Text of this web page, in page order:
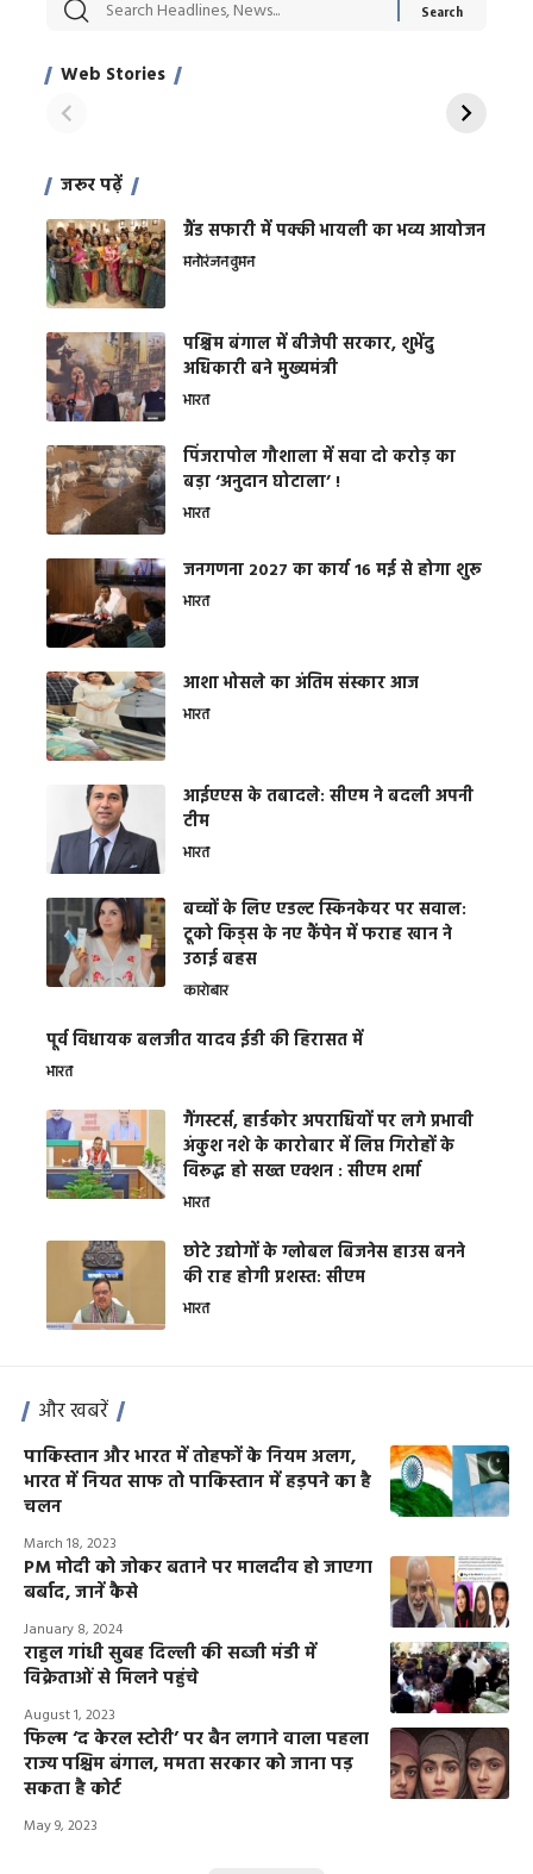
Web Stories
सट्टेबाजी में अरेस्ट हुए
साहिल खान
रोज एक कच्चे लहसुन
जरूर पढ़ें
ग्रैंड सफारी में पक्की भायली का भव्य आयोजन
मनोरंजनवुमन
पश्चिम बंगाल में बीजेपी सरकार, शुभेंदु
अधिकारी बने मुख्यमंत्री
भारत
​पिंजरापोल गौशाला में सवा दो करोड़ का
बड़ा ‘अनुदान घोटाला’ !
भारत
जनगणना 2027 का कार्य 16 मई से होगा शुरू
भारत
आशा भोसले का अंतिम संस्कार आज
भारत
आईएएस के तबादले: सीएम ने बदली अपनी
टीम
भारत
बच्चों के लिए एडल्ट स्किनकेयर पर सवाल:
टूको किड्स के नए कैंपेन में फराह खान ने
उठाई बहस
कारोबार
पूर्व विधायक बलजीत यादव ईडी की हिरासत में
भारत
गैंगस्टर्स, हार्डकोर अपराधियों पर लगे प्रभावी
अंकुश नशे के कारोबार में लिप्त गिरोहों के
विरूद्ध हो सख्त एक्शन : सीएम शर्मा
भारत
छोटे उद्योगों के ग्लोबल बिजनेस हाउस बनने
की राह होगी प्रशस्त: सीएम
भारत
और खबरें
पाकिस्तान और भारत में तोहफों के नियम अलग,
भारत में नियत साफ तो पाकिस्तान में हड़पने का है
चलन
March 18, 2023
PM मोदी को जोकर बताने पर मालदीव हो जाएगा
बर्बाद, जानें कैसे
January 8, 2024
राहुल गांधी सुबह दिल्ली की सब्जी मंडी में
विक्रेताओं से मिलने पहुंचे
August 1, 2023
फिल्म ‘द केरल स्टोरी’ पर बैन लगाने वाला पहला
राज्य पश्चिम बंगाल, ममता सरकार को जाना पड़
सकता है कोर्ट
May 9, 2023